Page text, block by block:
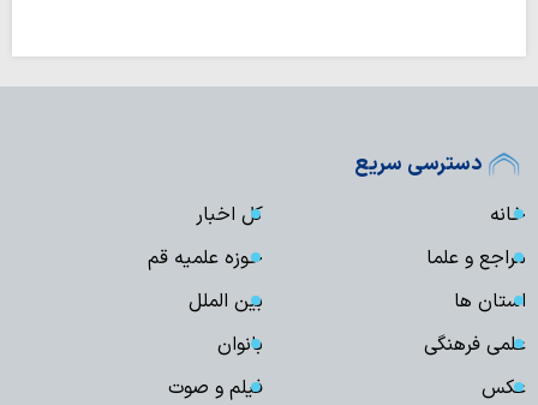
دسترسی سریع
خانه
کل اخبار
مراجع و علما
حوزه علمیه قم
استان ها
بین الملل
علمی فرهنگی
بانوان
عکس
فیلم و صوت